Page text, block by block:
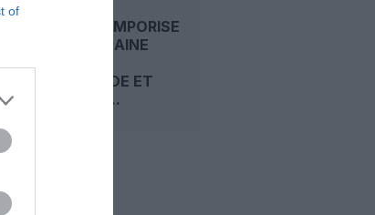
of
INDIGO TEMPORISE
SA PROCHAINE
COMMANDE ET
MISE SUR...